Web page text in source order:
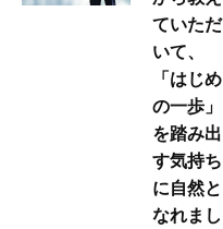
ていただ
いて、
「はじめ
の一歩」
を踏み出
す気持ち
に自然と
なれまし